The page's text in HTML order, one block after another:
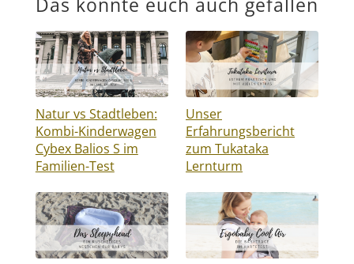
Natur vs Stadtleben:
Kombi-Kinderwagen
Cybex Balios S im
Familien-Test
Unser
Erfahrungsbericht
zum Tukataka
Lernturm